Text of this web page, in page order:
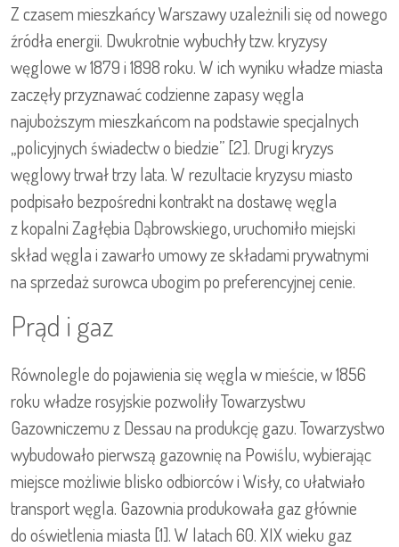
Z czasem mieszkańcy Warszawy uzależnili się od nowego
źródła energii. Dwukrotnie wybuchły tzw. kryzysy
węglowe w 1879 i 1898 roku. W ich wyniku władze miasta
zaczęły przyznawać codzienne zapasy węgla
najuboższym mieszkańcom na podstawie specjalnych
„policyjnych świadectw o biedzie” [2]. Drugi kryzys
węglowy trwał trzy lata. W rezultacie kryzysu miasto
podpisało bezpośredni kontrakt na dostawę węgla
z kopalni Zagłębia Dąbrowskiego, uruchomiło miejski
skład węgla i zawarło umowy ze składami prywatnymi
na sprzedaż surowca ubogim po preferencyjnej cenie.
Prąd i gaz
Równolegle do pojawienia się węgla w mieście, w 1856
roku władze rosyjskie pozwoliły Towarzystwu
Gazowniczemu z Dessau na produkcję gazu. Towarzystwo
wybudowało pierwszą gazownię na Powiślu, wybierając
miejsce możliwie blisko odbiorców i Wisły, co ułatwiało
transport węgla. Gazownia produkowała gaz głównie
do oświetlenia miasta [1]. W latach 60. XIX wieku gaz